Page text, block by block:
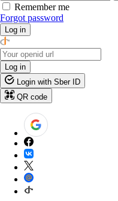
Remember me
Forgot password
Log in
Log in
Login with Sber ID
QR code